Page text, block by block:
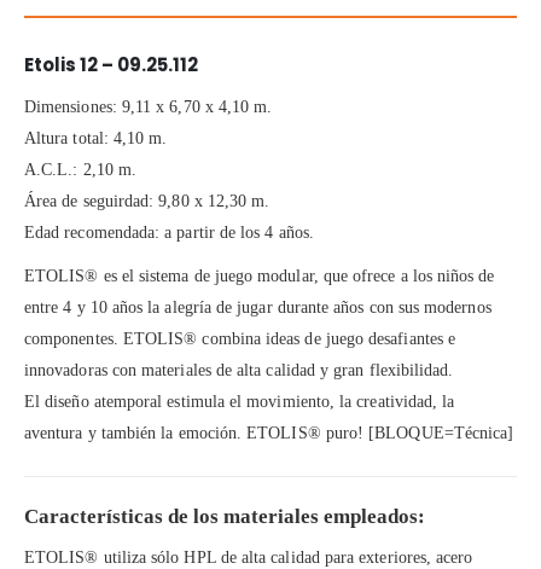
Etolis 12 – 09.25.112
Dimensiones: 9,11 x 6,70 x 4,10 m.
Altura total: 4,10 m.
A.C.L.: 2,10 m.
Área de seguirdad: 9,80 x 12,30 m.
Edad recomendada: a partir de los 4 años.
ETOLIS® es el sistema de juego modular, que ofrece a los niños de
entre 4 y 10 años la alegría de jugar durante años con sus modernos
componentes. ETOLIS® combina ideas de juego desafiantes e
innovadoras con materiales de alta calidad y gran flexibilidad.
El diseño atemporal estimula el movimiento, la creatividad, la
aventura y también la emoción. ETOLIS® puro! [BLOQUE=Técnica]
Características de los materiales empleados:
ETOLIS® utiliza sólo HPL de alta calidad para exteriores, acero